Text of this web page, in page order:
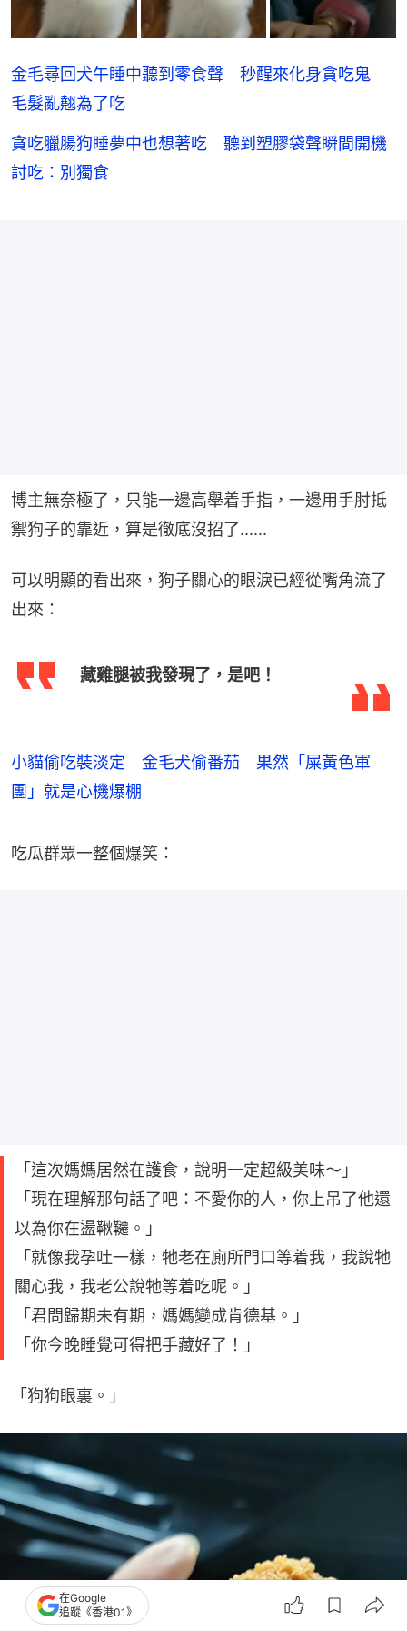
金毛尋回犬午睡中聽到零食聲 秒醒來化身貪吃鬼
毛髮亂翹為了吃
貪吃臘腸狗睡夢中也想著吃 聽到塑膠袋聲瞬間開機
討吃：別獨食
博主無奈極了，只能一邊高舉着手指，一邊用手肘抵
禦狗子的靠近，算是徹底沒招了......
可以明顯的看出來，狗子關心的眼淚已經從嘴角流了
出來：
藏雞腿被我發現了，是吧！
小貓偷吃裝淡定 金毛犬偷番茄 果然「屎黃色軍
團」就是心機爆棚
吃瓜群眾一整個爆笑：
「這次媽媽居然在護食，說明一定超級美味～」
「現在理解那句話了吧：不愛你的人，你上吊了他還
以為你在盪鞦韆。」
「就像我孕吐一樣，牠老在廁所門口等着我，我說牠
關心我，我老公說牠等着吃呢。」
「君問歸期未有期，媽媽變成肯德基。」
「你今晚睡覺可得把手藏好了！」
「狗狗眼裏。」
在Google
追蹤《香港01》